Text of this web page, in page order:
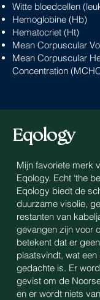
Witte bloedcellen
Hemoglobine (Hb)
Hematocriet (Ht)
Mean Corpuscular
Mean Corpuscular
Concentration
Eqology
Mijn favoriete merk
Eqology. Echt ‘the
Eqology biedt de
duurzame visolie,
restanten van
gevangen zijn voor
betekent dat er
plaatsvindt, wat
gedachte is. Er
gevist om de
en er wordt niets